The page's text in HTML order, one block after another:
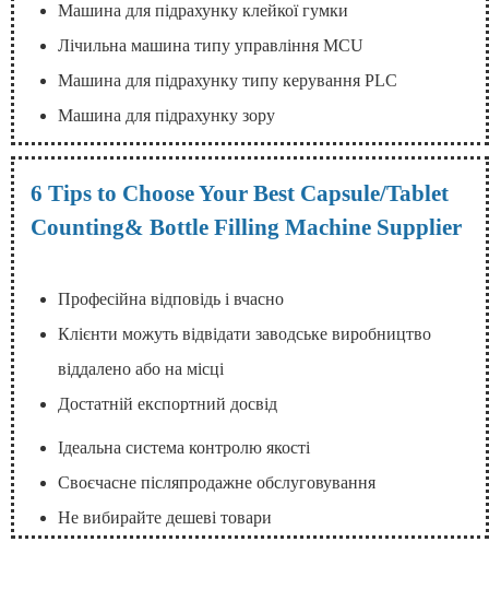
Машина для підрахунку клейкої гумки
Лічильна машина типу управління MCU
Машина для підрахунку типу керування PLC
Машина для підрахунку зору
6 Tips to Choose Your Best Capsule/Tablet
Counting& Bottle Filling Machine Supplier
Професійна відповідь і вчасно
Клієнти можуть відвідати заводське виробництво
віддалено або на місці
Достатній експортний досвід
Ідеальна система контролю якості
Своєчасне післяпродажне обслуговування
Не вибирайте дешеві товари